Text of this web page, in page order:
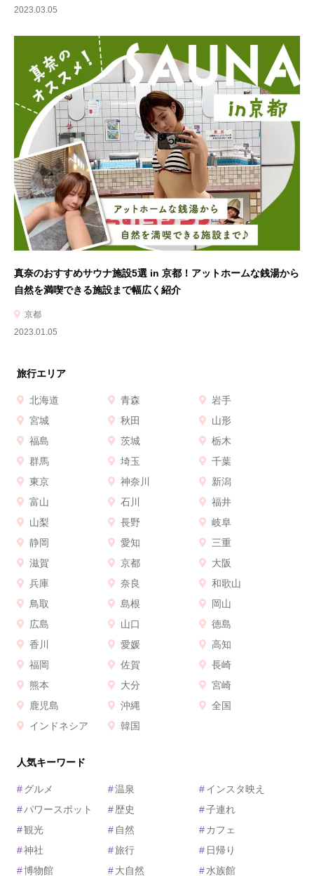
2023.03.05
真奈のおすすめサウナ施設5選 in 京都！アットホームな銭湯から
自然を満喫できる施設まで幅広く紹介
京都
2023.01.05
旅行エリア
北海道 青森
岩手
宮城
秋田
山形
福島
茨城
栃木
群馬
埼玉
千葉
東京
神奈川
新潟
富山
石川
福井
山梨
長野
岐阜
静岡
愛知
三重
滋賀
京都
大阪
兵庫
奈良
和歌山
鳥取
島根
岡山
広島
山口
徳島
香川
愛媛
高知
福岡
佐賀
長崎
熊本
大分
宮崎
鹿児島
沖縄
全国
インドネシア
韓国
人気キーワード
#グルメ #温泉 #インスタ映え
#パワースポット #歴史 #子連れ
#観光 # 自然 # カフェ
#神社 #旅行 # 日帰り
#博物館 #大自然 #水族館